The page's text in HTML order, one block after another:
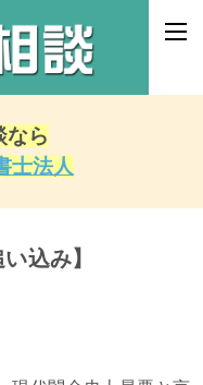
なら
士法人
込み】